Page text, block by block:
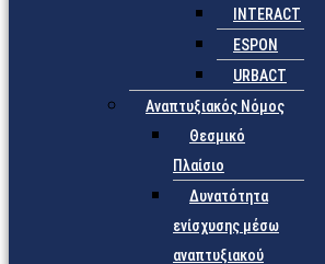
INTERACT
ESPON
URBACT
Αναπτυξιακός Νόμος
Θεσμικό
Πλαίσιο
Δυνατότητα
ενίσχυσης μέσω
αναπτυξιακού